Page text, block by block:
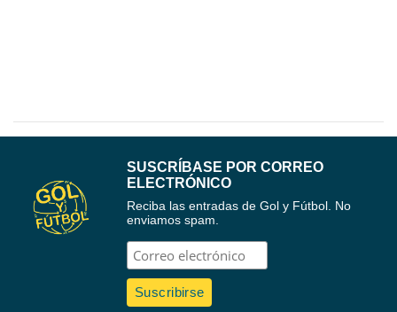
SUSCRÍBASE POR CORREO
ELECTRÓNICO
Reciba las entradas de Gol y Fútbol. No
enviamos spam.